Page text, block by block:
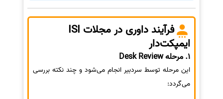
فرآیند داوری در مجلات ISI
ایمپکت‌دار
1. مرحله Desk Review
این مرحله توسط سردبیر انجام می‌شود و چند نکته بررسی
می‌گردد: